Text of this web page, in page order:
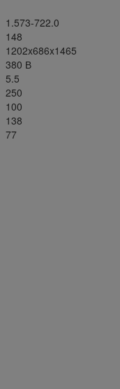
1.573-722.0
148
1202x686x1465
380 В
5.5
250
100
138
77